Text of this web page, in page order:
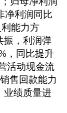
净利润同比
能力方
振，利润弹
，同比提升
活动现金流
售回款能力
业绩质量进